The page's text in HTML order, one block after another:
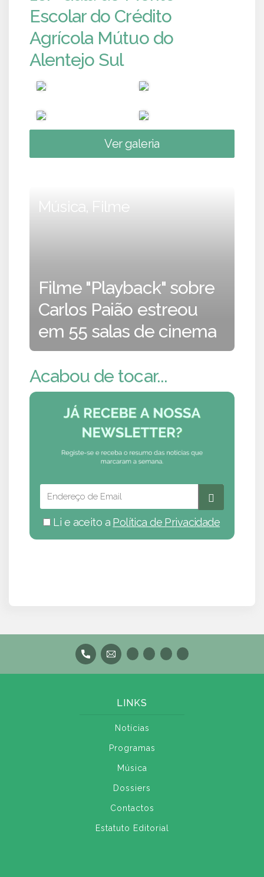
Escolar do Crédito
Agrícola Mútuo do
Alentejo Sul
Ver galeria
Música, Filme
Filme "Playback" sobre
Carlos Paião estreou
em 55 salas de cinema
Acabou de tocar...
Li e aceito a Política de Privacidade
LINKS
Notícias
Programas
Música
Dossiers
Contactos
Estatuto Editorial